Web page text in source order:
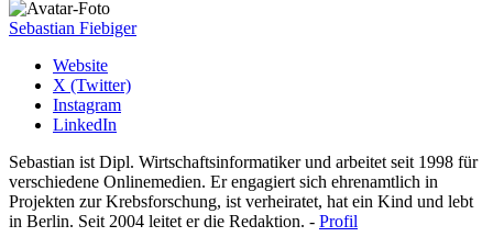
Sebastian Fiebiger
Website
X (Twitter)
Instagram
LinkedIn
Sebastian ist Dipl. Wirtschaftsinformatiker und arbeitet seit 1998 für
verschiedene Onlinemedien. Er engagiert sich ehrenamtlich in
Projekten zur Krebsforschung, ist verheiratet, hat ein Kind und lebt
in Berlin. Seit 2004 leitet er die Redaktion. - Profil